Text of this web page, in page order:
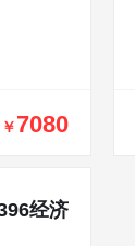
￥7080
经济